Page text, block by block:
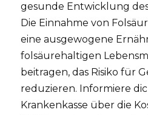
gesunde Entwicklung
Die Einnahme von
eine ausgewogene
folsäurehaltigen
beitragen, das Risiko für
reduzieren. Informiere
Krankenkasse über die